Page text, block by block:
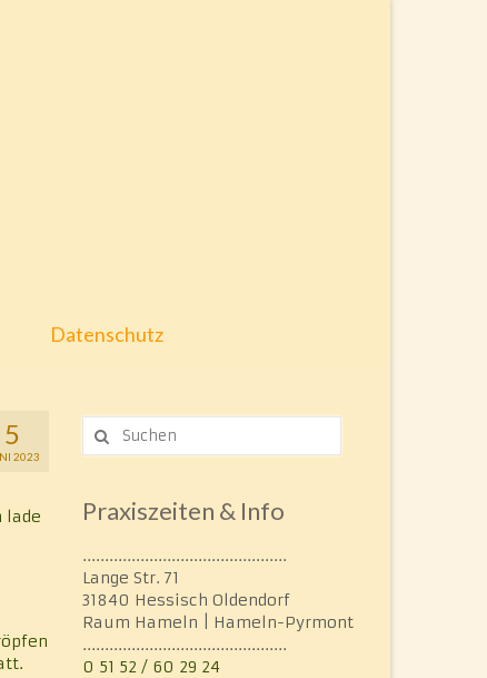
Datenschutz
5
2023
lade
Suche
nach:
Praxiszeiten & Info
..............................................
Lange Str. 71
31840 Hessisch Oldendorf
Raum Hameln | Hameln-Pyrmont
..............................................
0 51 52 / 60 29 24